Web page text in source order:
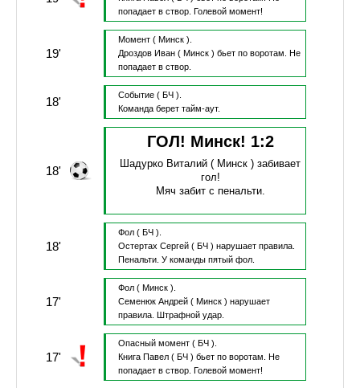
попадает в створ.
Голевой момент!
19'
Момент ( Минск ).
Дроздов Иван( Минск ) бьет по воротам.
Не
попадает в створ.
18' Событие ( БЧ ).
Команда берет тайм-аут.
18'
ГОЛ! Минск! 1:2
Шадурко Виталий ( Минск )забивает
гол!
Мяч забит с пенальти.
18'
Фол ( БЧ ).
Остертах Сергей( БЧ ) нарушает правила.
Пенальти. У команды пятый фол.
17'
Фол ( Минск ).
Семенюк Андрей( Минск ) нарушает
правила.
Штрафной удар.
17'
Опасный момент ( БЧ ).
Книга Павел( БЧ ) бьет по воротам.
Не
попадает в створ.
Голевой момент!